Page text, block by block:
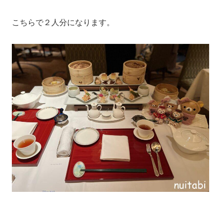
こちらで２人分になります。